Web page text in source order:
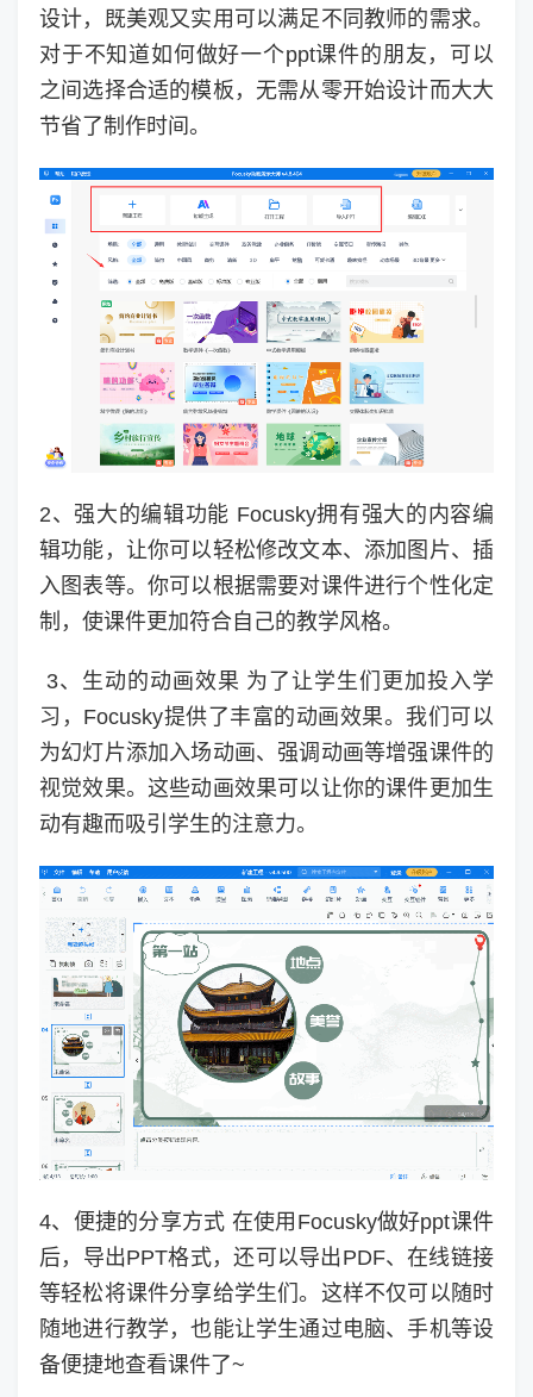
设计，既美观又实用可以满足不同教师的需求。
对于不知道如何做好一个ppt课件的朋友，可以
之间选择合适的模板，无需从零开始设计而大大
节省了制作时间。
2、强大的编辑功能 Focusky拥有强大的内容编
辑功能，让你可以轻松修改文本、添加图片、插
入图表等。你可以根据需要对课件进行个性化定
制，使课件更加符合自己的教学风格。
3、生动的动画效果 为了让学生们更加投入学
习，Focusky提供了丰富的动画效果。我们可以
为幻灯片添加入场动画、强调动画等增强课件的
视觉效果。这些动画效果可以让你的课件更加生
动有趣而吸引学生的注意力。
4、便捷的分享方式 在使用Focusky做好ppt课件
后，导出PPT格式，还可以导出PDF、在线链接
等轻松将课件分享给学生们。这样不仅可以随时
随地进行教学，也能让学生通过电脑、手机等设
备便捷地查看课件了~